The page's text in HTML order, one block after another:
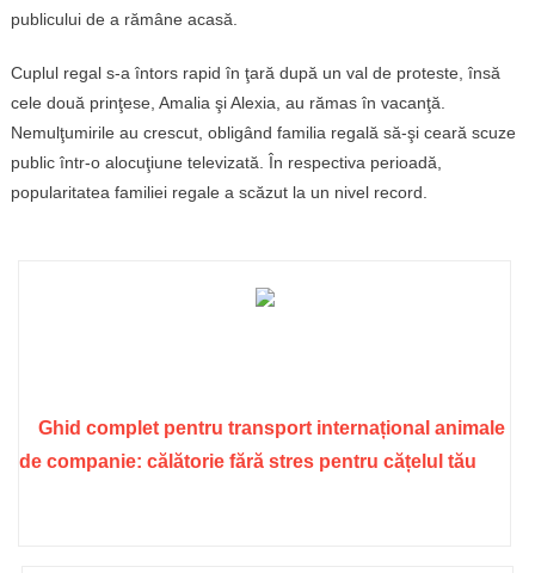
publicului de a rămâne acasă.
Cuplul regal s-a întors rapid în ţară după un val de proteste, însă
cele două prinţese, Amalia şi Alexia, au rămas în vacanţă.
Nemulţumirile au crescut, obligând familia regală să-şi ceară scuze
public într-o alocuţiune televizată. În respectiva perioadă,
popularitatea familiei regale a scăzut la un nivel record.
Ghid complet pentru transport internațional animale
de companie: călătorie fără stres pentru cățelul tău